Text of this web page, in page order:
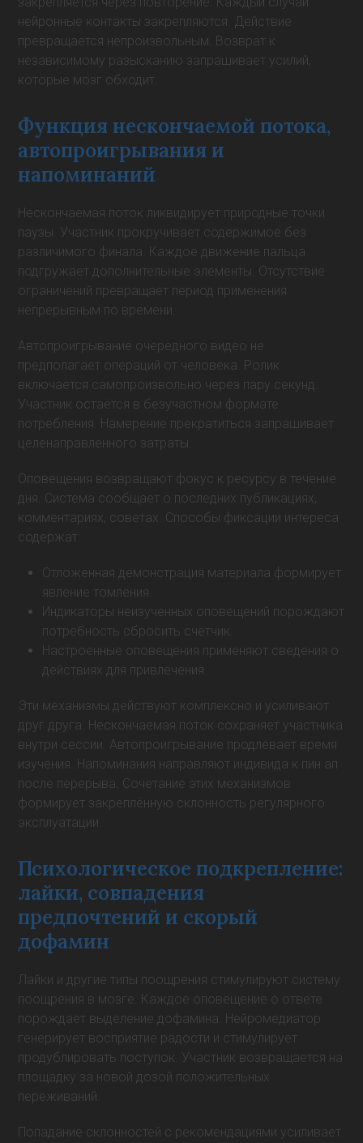
нейронные контакты закрепляются. Действие
превращается непроизвольным. Возврат к
независимому разысканию запрашивает усилий,
которые мозг обходит.
Функция нескончаемой потока,
автопроигрывания и
напоминаний
Нескончаемая поток ликвидирует природные точки
паузы. Участник прокручивает содержимое без
различимого финала. Каждое движение пальца
подгружает дополнительные элементы. Отсутствие
ограничений превращает период применения
непрерывным по времени.
Автопроигрывание очередного видео не
предполагает операций от человека. Ролик
включается самопроизвольно через пару секунд.
Участник остаётся в безучастном формате
потребления. Намерение прекратиться запрашивает
целенаправленного затраты.
Оповещения возвращают фокус к ресурсу в течение
дня. Система сообщает о последних публикациях,
комментариях, советах. Способы фиксации интереса
содержат:
Отложенная демонстрация материала формирует
явление томления.
Индикаторы неизученных оповещений порождают
потребность сбросить счётчик.
Настроенные оповещения применяют сведения о
действиях для привлечения.
Эти механизмы действуют комплексно и усиливают
друг друга. Нескончаемая поток сохраняет участника
внутри сессии. Автопроигрывание продлевает время
изучения. Напоминания направляют индивида к пин ап
после перерыва. Сочетание этих механизмов
формирует закреплённую склонность регулярного
эксплуатации.
Психологическое подкрепление:
лайки, совпадения
предпочтений и скорый
дофамин
Лайки и другие типы поощрения стимулируют систему
поощрения в мозге. Каждое оповещение о ответе
порождает выделение дофамина. Нейромедиатор
генерирует восприятие радости и стимулирует
продублировать поступок. Участник возвращается на
площадку за новой дозой положительных
переживаний.
Попадание склонностей с рекомендациями усиливает